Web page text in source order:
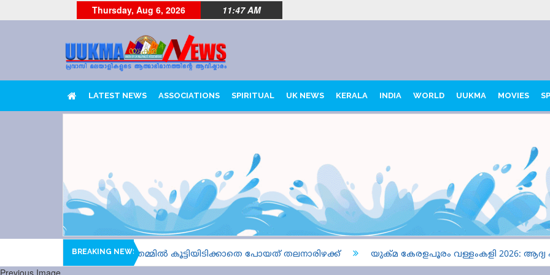
Thursday, Aug 6, 2026 11:47 AM
LATEST NEWS ASSOCIATIONS SPIRITUAL UK NEWS KERALA INDIA WORLD UUKMA MOVIES
BREAKING NEWS
യാത്രാവിമാനവും തമ്മിൽ കൂട്ടിയിടിക്കാതെ പോയത് തലനാരിഴക്ക് യുക്മ കേരളപൂരം വള്ളംകളി 2026: ആദ്യ
Previous Image